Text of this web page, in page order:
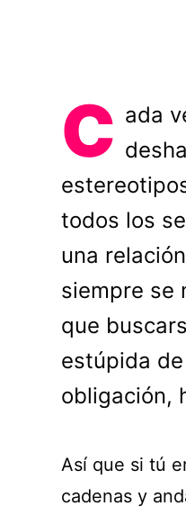
C ada
todos los
una
siempre se
que
estúpida
obligación,
Así que si tú
cadenas y